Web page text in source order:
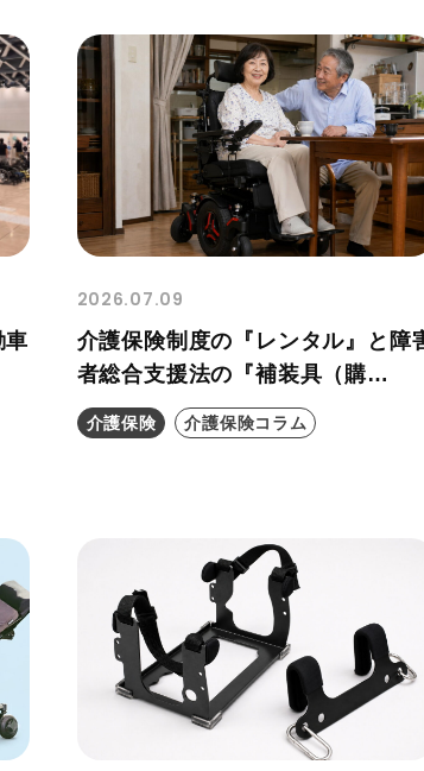
車
2026.07.09
介護保険制度の『レンタル』と障
者総合支援法の『補装具（購
入）』、私はどっちを使うべき？
介護保険 介護保険コラム